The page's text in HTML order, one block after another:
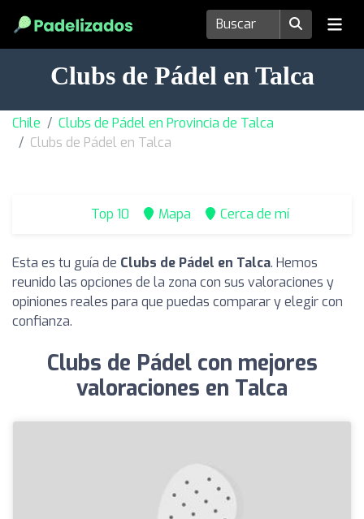
Clubs de Pádel en Talca
Chile
Clubs de Pádel en Provincia de Talca
Clubs de Pádel en Talca
Top 10 Mapa Cerca de mí
Esta es tu guía de Clubs de Pádel en Talca. Hemos
reunido las opciones de la zona con sus valoraciones y
opiniones reales para que puedas comparar y elegir con
confianza.
Clubs de Pádel con mejores
valoraciones en Talca